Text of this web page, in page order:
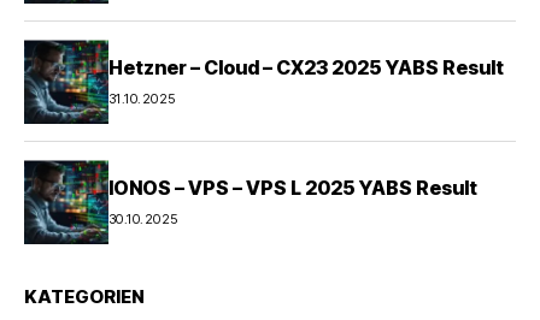
Hetzner – Cloud – CX23 2025 YABS Result
31.10.2025
IONOS – VPS – VPS L 2025 YABS Result
30.10.2025
KATEGORIEN